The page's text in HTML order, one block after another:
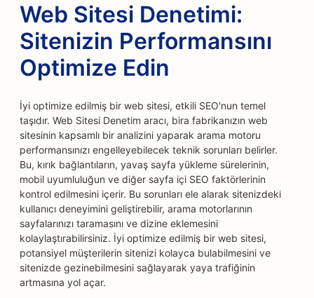
Web Sitesi Denetimi:
Sitenizin Performansını
Optimize Edin
İyi optimize edilmiş bir web sitesi, etkili SEO'nun temel
taşıdır. Web Sitesi Denetim aracı, bira fabrikanızın web
sitesinin kapsamlı bir analizini yaparak arama motoru
performansınızı engelleyebilecek teknik sorunları belirler.
Bu, kırık bağlantıların, yavaş sayfa yükleme sürelerinin,
mobil uyumluluğun ve diğer sayfa içi SEO faktörlerinin
kontrol edilmesini içerir. Bu sorunları ele alarak sitenizdeki
kullanıcı deneyimini geliştirebilir, arama motorlarının
sayfalarınızı taramasını ve dizine eklemesini
kolaylaştırabilirsiniz. İyi optimize edilmiş bir web sitesi,
potansiyel müşterilerin sitenizi kolayca bulabilmesini ve
sitenizde gezinebilmesini sağlayarak yaya trafiğinin
artmasına yol açar.